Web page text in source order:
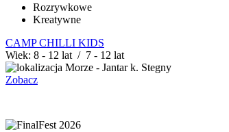
Rozrywkowe
Kreatywne
CAMP CHILLI KIDS
Wiek: 8 - 12 lat / 7 - 12 lat
Morze - Jantar k. Stegny
Zobacz